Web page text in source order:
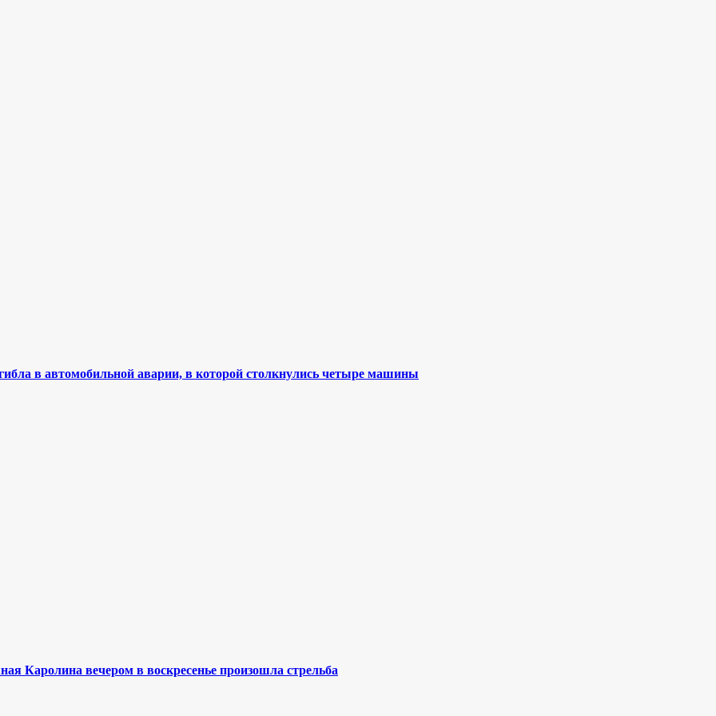
в автомобильной аварии, в которой столкнулись четыре машины
Каролина вечером в воскресенье произошла стрельба